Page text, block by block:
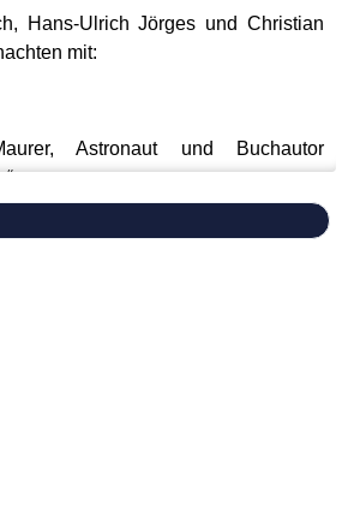
Hans-Ulrich Jörges und Christian
mit:
Astronaut und Buchautor
Journalistin und ntv-Talkerin
Kabarettist, Moderator und